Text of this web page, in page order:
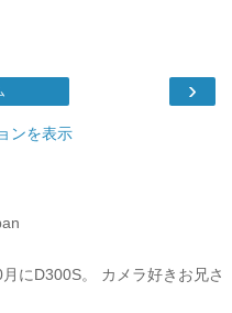
›
ンを表示
にD300S。 カメラ好きお兄さ